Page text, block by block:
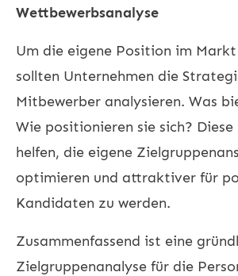
Wettbewerbsanalyse
Um die eigene Position im
sollten Unternehmen die
Mitbewerber analysieren. Was
Wie positionieren sie sich?
helfen, die eigene
optimieren und attraktiver für
Kandidaten zu werden.
Zusammenfassend ist eine
Zielgruppenanalyse für die